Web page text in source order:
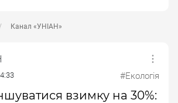
Канал «УНІАН»
#Екологія
взимку на 30%: